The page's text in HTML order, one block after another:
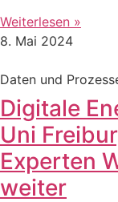
Weiterlesen »
8. Mai 2024
Daten und
Digitale
Uni
Experten
weiter